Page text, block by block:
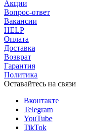
Акции
Вопрос-ответ
Вакансии
HELP
Оплата
Доставка
Возврат
Гарантия
Политика
Оставайтесь на связи
Вконтакте
Telegram
YouTube
TikTok